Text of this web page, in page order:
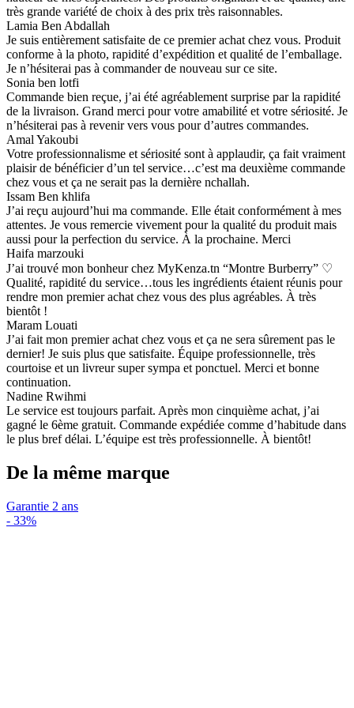
très grande variété de choix à des prix très raisonnables.
Lamia Ben Abdallah
Je suis entièrement satisfaite de ce premier achat chez vous. Produit
conforme à la photo, rapidité d’expédition et qualité de l’emballage.
Je n’hésiterai pas à commander de nouveau sur ce site.
Sonia ben lotfi
Commande bien reçue, j’ai été agréablement surprise par la rapidité
de la livraison. Grand merci pour votre amabilité et votre sériosité. Je
n’hésiterai pas à revenir vers vous pour d’autres commandes.
Amal Yakoubi
Votre professionnalisme et sériosité sont à applaudir, ça fait vraiment
plaisir de bénéficier d’un tel service…c’est ma deuxième commande
chez vous et ça ne serait pas la dernière nchallah.
Issam Ben khlifa
J’ai reçu aujourd’hui ma commande. Elle était conformément à mes
attentes. Je vous remercie vivement pour la qualité du produit mais
aussi pour la perfection du service. À la prochaine. Merci
Haifa marzouki
J’ai trouvé mon bonheur chez MyKenza.tn “Montre Burberry” ♡
Qualité, rapidité du service…tous les ingrédients étaient réunis pour
rendre mon premier achat chez vous des plus agréables. À très
bientôt !
Maram Louati
J’ai fait mon premier achat chez vous et ça ne sera sûrement pas le
dernier! Je suis plus que satisfaite. Équipe professionnelle, très
courtoise et un livreur super sympa et ponctuel. Merci et bonne
continuation.
Nadine Rwihmi
Le service est toujours parfait. Après mon cinquième achat, j’ai
gagné le 6ème gratuit. Commande expédiée comme d’habitude dans
le plus bref délai. L’équipe est très professionnelle. À bientôt!
De la même marque
Garantie 2 ans
- 33%